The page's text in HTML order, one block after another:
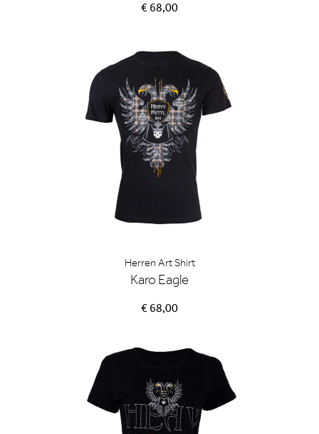
€ 68,00
Herren Art Shirt
Karo Eagle
€ 68,00